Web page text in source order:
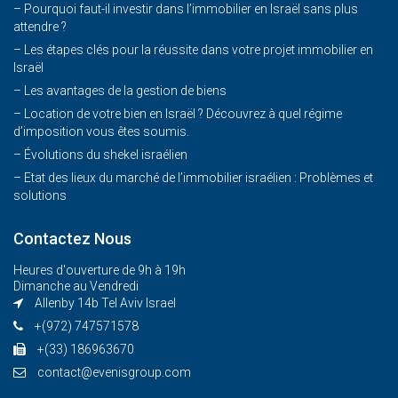
– Pourquoi faut-il investir dans l’immobilier en Israël sans plus
attendre ?
– Les étapes clés pour la réussite dans votre projet immobilier en
Israël
– Les avantages de la gestion de biens
– Location de votre bien en Israël ? Découvrez à quel régime
d’imposition vous êtes soumis.
– Évolutions du shekel israélien
– Etat des lieux du marché de l’immobilier israélien : Problèmes et
solutions
Contactez Nous
Heures d'ouverture de 9h à 19h
Dimanche au Vendredi
Allenby 14b Tel Aviv Israel
+(972) 747571578
+(33) 186963670
contact@evenisgroup.com